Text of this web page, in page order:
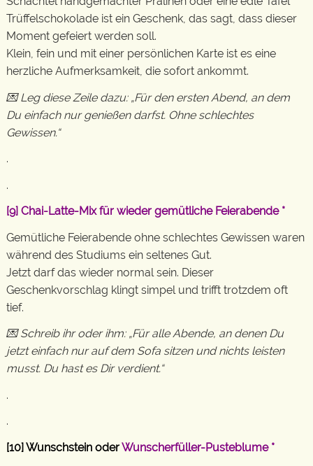
Trüffelschokolade ist ein Geschenk, das sagt, dass dieser
Moment gefeiert werden soll.
Klein, fein und mit einer persönlichen Karte ist es eine
herzliche Aufmerksamkeit, die sofort ankommt.
💌 Leg diese Zeile dazu: „Für den ersten Abend, an dem
Du einfach nur genießen darfst. Ohne schlechtes
Gewissen.“
.
.
[9] Chai-Latte-Mix für wieder gemütliche Feierabende*
Gemütliche Feierabende ohne schlechtes Gewissen waren
während des Studiums ein seltenes Gut.
Jetzt darf das wieder normal sein. Dieser
Geschenkvorschlag klingt simpel und trifft trotzdem oft
tief.
💌 Schreib ihr oder ihm: „Für alle Abende, an denen Du
jetzt einfach nur auf dem Sofa sitzen und nichts leisten
musst. Du hast es Dir verdient.“
.
.
[10] Wunschstein oderWunscherfüller-Pusteblume*